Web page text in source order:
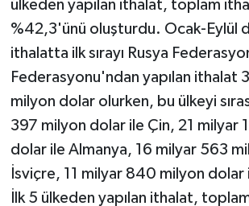
ülkeden yapılan ithalat, toplam
%42,3'ünü oluşturdu. Ocak-Eylül
ithalatta ilk sırayı Rusya
Federasyonu'ndan yapılan ithalat
milyon dolar olurken, bu ülkeyi
397 milyon dolar ile Çin, 21 milyar
dolar ile Almanya, 16 milyar 563
İsviçre, 11 milyar 840 milyon dolar
İlk 5 ülkeden yapılan ithalat,